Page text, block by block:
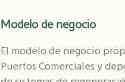
Modelo de negocio
El modelo de negocio
Puertos Comerciales y